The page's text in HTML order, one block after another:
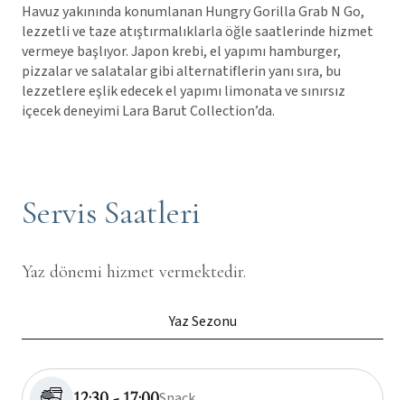
Havuz yakınında konumlanan Hungry Gorilla Grab N Go,
lezzetli ve taze atıştırmalıklarla öğle saatlerinde hizmet
vermeye başlıyor. Japon krebi, el yapımı hamburger,
pizzalar ve salatalar gibi alternatiflerin yanı sıra, bu
lezzetlere eşlik edecek el yapımı limonata ve sınırsız
içecek deneyimi Lara Barut Collection’da.
Servis Saatleri
Yaz dönemi hizmet vermektedir.
Yaz Sezonu